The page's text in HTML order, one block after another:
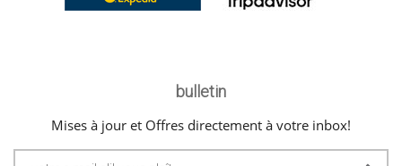
bulletin
Mises à jour et Offres directement à votre inbox!